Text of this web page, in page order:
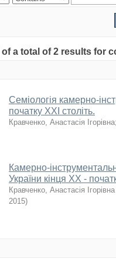
a total of 2 results for
Семіологія камерно-
початку ХХІ століть.
Кравченко, Анастасія Ігорівна;
Камерно-
України кінця ХХ -
Кравченко, Анастасія Ігорівна
2015)